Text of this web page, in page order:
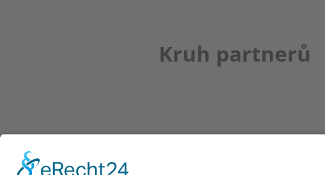
Kruh partnerů